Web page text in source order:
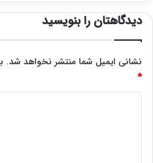
دیدگاهتان را بنویسید
نشانی ایمیل شما منتشر نخواهد شد.
*